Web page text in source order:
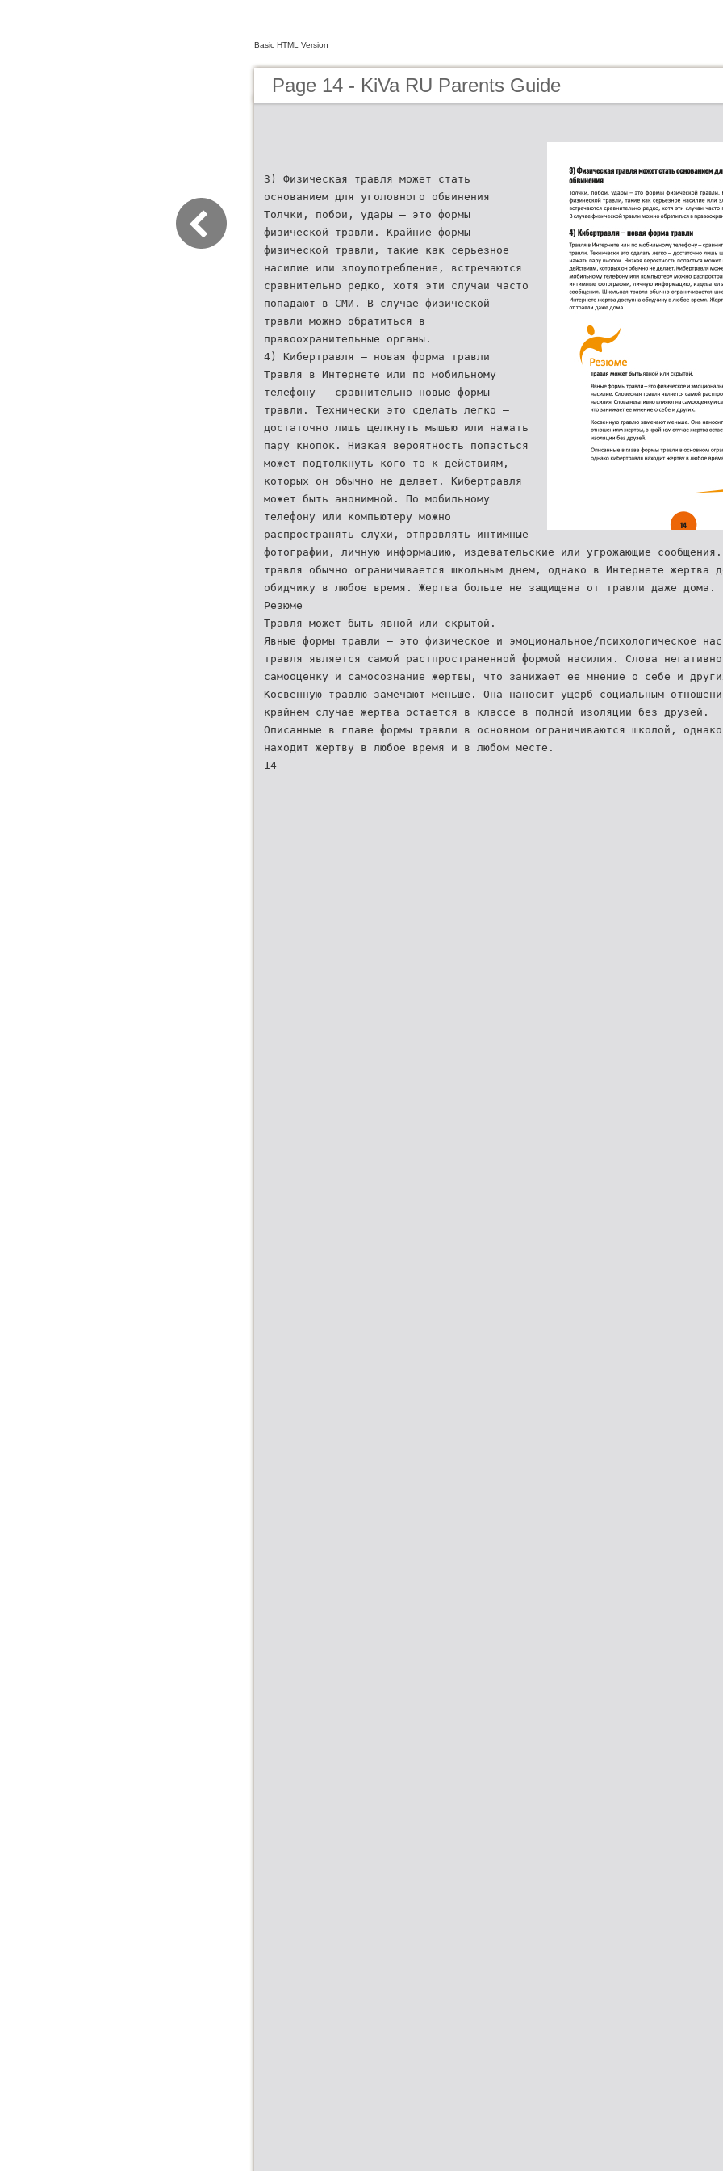
Basic HTML Version
Page 14 - KiVa RU Parents Guide
3) Физическая травля может стать
основанием для уголовного обвинения
Толчки, побои, удары – это формы
физической травли. Крайние формы
физической травли, такие как серьезное
насилие или злоупотребление, встречаются
сравнительно редко, хотя эти случаи часто
попадают в СМИ. В случае физической
травли можно обратиться в
правоохранительные органы.
4) Кибертравля – новая форма травли
Травля в Интернете или по мобильному
телефону – сравнительно новые формы
травли. Технически это сделать легко –
достаточно лишь щелкнуть мышью или нажать
пару кнопок. Низкая вероятность попасться
может подтолкнуть кого-то к действиям,
которых он обычно не делает. Кибертравля
может быть анонимной. По мобильному
телефону или компьютеру можно
распространять слухи, отправлять интимные
фотографии, личную информацию, издевательские или угрожающие
травля обычно ограничивается школьным днем, однако в Интернете жертва
обидчику в любое время. Жертва больше не защищена от травли даже дома.
Резюме
Травля может быть явной или скрытой.
Явные формы травли – это физическое и эмоциональное/психологическое
травля является самой растпространенной формой насилия. Слова
самооценку и самосознание жертвы, что занижает ее мнение о себе и
Косвенную травлю замечают меньше. Она наносит ущерб социальным
крайнем случае жертва остается в классе в полной изоляции без друзей.
Описанные в главе формы травли в основном ограничиваются школой,
находит жертву в любое время и в любом месте.
14